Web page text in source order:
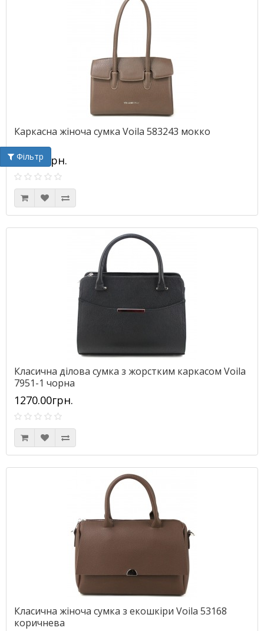
Каркасна жіноча сумка Voila 583243 мокко
910.00грн.
Класична ділова сумка з жорстким каркасом Voila
7951-1 чорна
1270.00грн.
Класична жіноча сумка з екошкіри Voila 53168
коричнева
Фільтр